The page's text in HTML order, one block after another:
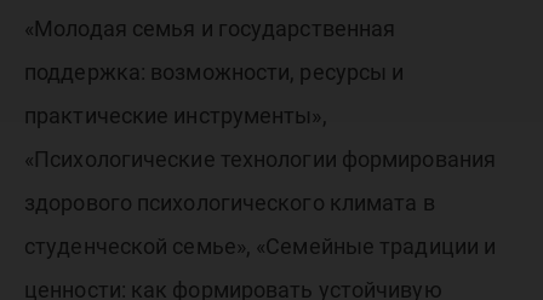
«Молодая семья и государственная
поддержка: возможности, ресурсы и
практические инструменты»,
«Психологические технологии формирования
здорового психологического климата в
студенческой семье», «Семейные традиции и
ценности: как формировать устойчивую